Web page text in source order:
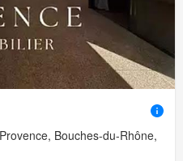
Bouches-du-Rhône,